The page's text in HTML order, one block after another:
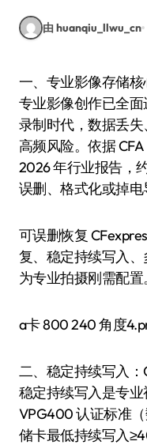
由 huanqiu_llwu_cn
一、专业影像存
专业影像创作已全面
录制时代，数据丢
高频风险。依据 CFA
2026 年行业报告，
误删、格式化或掉电
可误删恢复
复、稳定持续写入
为专业拍摄刚需配置
a卡 800 240 角度
二、稳定持续写入
稳定持续写入是专
VPG400 认证标准
储卡最低持续写入